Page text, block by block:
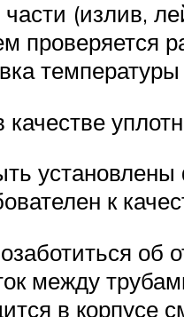
(излив,
проверяется
установлены
к
об
между
в корпусе